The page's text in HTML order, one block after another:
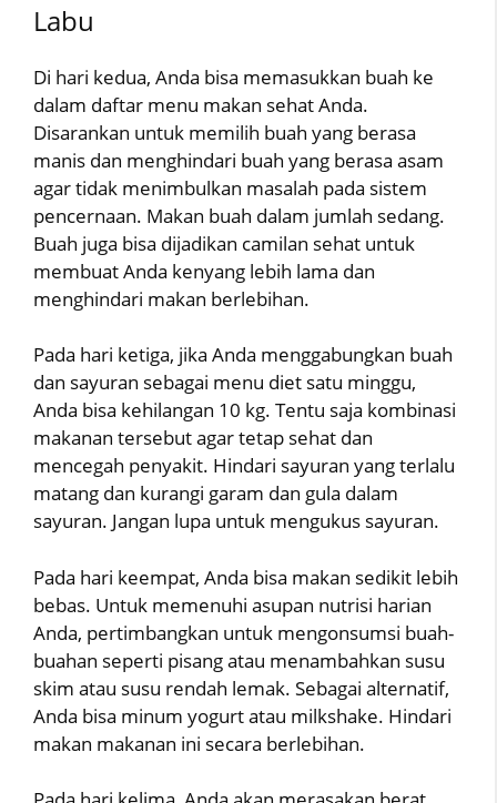
Labu
Di hari kedua, Anda bisa memasukkan buah ke
dalam daftar menu makan sehat Anda.
Disarankan untuk memilih buah yang berasa
manis dan menghindari buah yang berasa asam
agar tidak menimbulkan masalah pada sistem
pencernaan. Makan buah dalam jumlah sedang.
Buah juga bisa dijadikan camilan sehat untuk
membuat Anda kenyang lebih lama dan
menghindari makan berlebihan.
Pada hari ketiga, jika Anda menggabungkan buah
dan sayuran sebagai menu diet satu minggu,
Anda bisa kehilangan 10 kg. Tentu saja kombinasi
makanan tersebut agar tetap sehat dan
mencegah penyakit. Hindari sayuran yang terlalu
matang dan kurangi garam dan gula dalam
sayuran. Jangan lupa untuk mengukus sayuran.
Pada hari keempat, Anda bisa makan sedikit lebih
bebas. Untuk memenuhi asupan nutrisi harian
Anda, pertimbangkan untuk mengonsumsi buah-
buahan seperti pisang atau menambahkan susu
skim atau susu rendah lemak. Sebagai alternatif,
Anda bisa minum yogurt atau milkshake. Hindari
makan makanan ini secara berlebihan.